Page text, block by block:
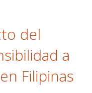
del
a
Filipinas